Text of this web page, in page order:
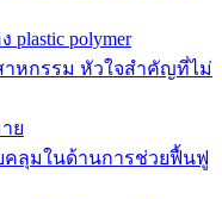
polymer
าหกรรม หัวใจสำคัญที่ไม่
ย
คลุมในด้านการช่วยฟื้นฟู